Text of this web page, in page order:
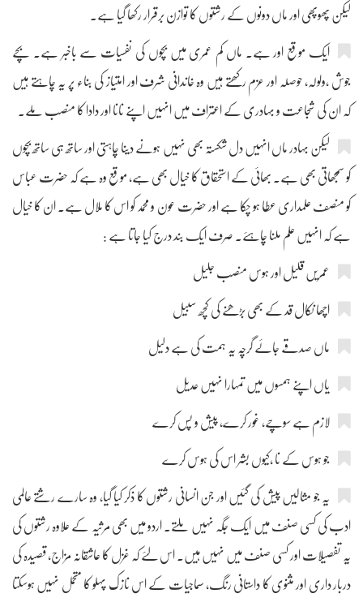
لیکن پھوپھی اور ماں دونوں کے رشتوں کا توازن برقرار رکھا گیا ہے۔
ایک موقع اور ہے۔ ماں کم عمری میں بچوں کی نفسیات سے باخبر ہے۔ بچے
جوش ،ولولہ، حوصلہ اور عزم رکھتے ہیں وہ خاندانی شرف اور امتیاز کی بناء پر یہ چاہتے ہیں
کہ ان کی شجاعت و بہادری کے اعتراف میں انہیں اپنے نانا اور دادا کا منصب ملے۔
لیکن بہادر ماں انہیں دل شکستہ بھی نہیں ہونے دینا چاہتی اور ساتھ ہی ساتھ بچوں
کو سمجھاتی بھی ہے۔ بھائی کے استحقاق کا خیال بھی ہے، موقع وہ ہے کہ حضرت عباس
کو منصف علمداری عطا ہو چکا ہے اور حضرت عون و محمد کو اس کا ملال ہے۔ ان کا خیال
ہے کہ انہیں علم ملنا چاہئے۔ صرف ایک بند درج کیا جاتا ہے :
عمریں قلیل اور ہوس منصب جلیل
اچھا نکال قد کے بھی بڑھنے کی کچھ سبیل
ماں صدقے جائے گرچہ یہ ہمت کی ہے دلیل
یاں اپنے ہمسوں میں تمہارا نہیں عدیل
لازم ہے سوچے، غور کرے، پیش و پس کرے
جو ہوس کے نا ،کیوں بشر اس کی ہوس کرے
یہ جو مثالیں پیش کی گئیں اور جن انسانی رشتوں کا ذکر کیا گیا، وہ سارے رشتے عالمی
ادب کی کسی صنف میں ایک جگہ نہیں ملتے۔ اردو میں بھی مرثیہ کے علاوہ رشتوں کی
یہ تفصیلات اور کسی صنف میں نہیں ہیں۔ اس لئے کہ غزل کا عاشقانہ مزاج، قصیدہ کی
دربار داری اور مثنوی کا داستانی رنگ، سماجیات کے اس نازک پہلو کا متحمل نہیں ہوسکتا